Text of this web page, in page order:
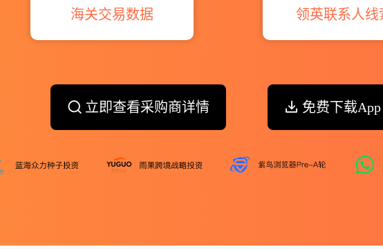
海关交易数据
领英联系人线
立即查看采购商详情 免费下载App